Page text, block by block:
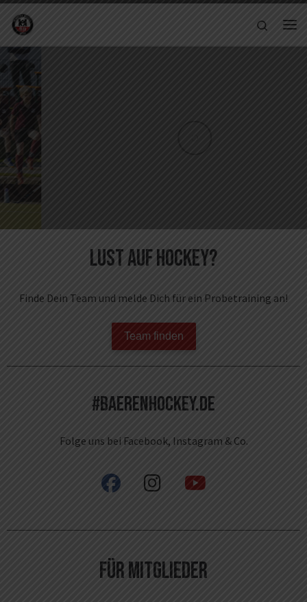
Zum Inhalt springen
Search
Lust auf Hockey?
Finde Dein Team und melde Dich für ein Probetraining an!
Team finden
#baerenhockey.de
Folge uns bei Facebook, Instagram & Co.
fab fa-facebookfab fa-instagram
Für Mitglieder